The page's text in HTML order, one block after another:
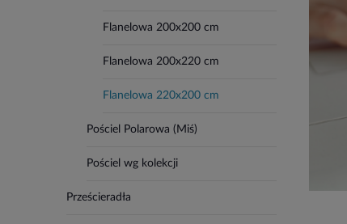
Flanelowa 200x200 cm
Flanelowa 200x220 cm
Flanelowa 220x200 cm
Pościel Polarowa (Miś)
Pościel wg kolekcji
Prześcieradła